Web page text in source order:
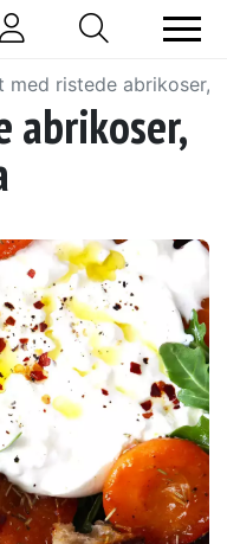
med ristede abrikoser,
abrikoser,